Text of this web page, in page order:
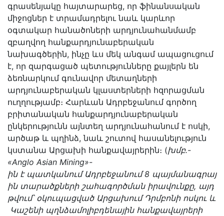
գրասենյակը հայտարարեց, որ ֆինանսական
միջոցներ է տրամադրելու նաև կարևոր
օգտակար հանածոների արդյունահանմամբ
զբաղվող հանքարդյունաբերական
նախագծերին, ինչը ևս մեկ անգամ ապացուցում
է, որ զարգացած պետությունները քայլերն են
ձեռնարկում գունավոր մետաղների
արդյունաբերական կլաստերների հզորացման
ուղղությամբ։ Հարևան Ադրբեջանում գործող
բրիտանական հանքարդյունաբերական
ընկերությունն այնտեղ արդյունահանում է ոսկի,
արծաթ և պղինձ, նաև շուտով հասանելություն
կստանա Արցախի հանքավայրերին։ (խմբ․-
«Anglo Asian Mining»-
ին է պատկանում Ադրբեջանում8 պայմանագրայ
ին տարածքների շահագործման իրավունքը, այդ
թվում՝ օկուպացված Արցախում Դրմբոնի ոսկու և
Կաշենի պղնձամոլիբդենային հանքավայրերի